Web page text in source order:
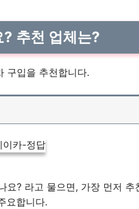
추천 업체는?
구입을 추천합니다.
요? 라고 물으면, 가장 먼저 추
요합니다.